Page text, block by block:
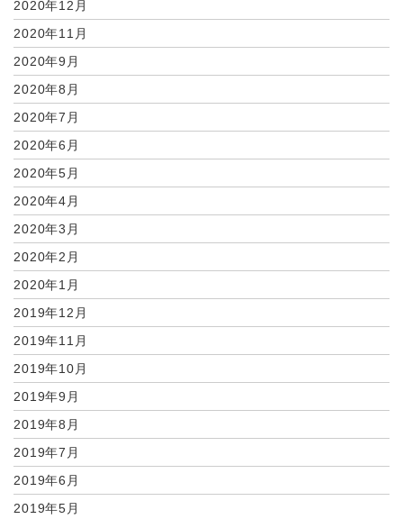
2020年12月
2020年11月
2020年9月
2020年8月
2020年7月
2020年6月
2020年5月
2020年4月
2020年3月
2020年2月
2020年1月
2019年12月
2019年11月
2019年10月
2019年9月
2019年8月
2019年7月
2019年6月
2019年5月